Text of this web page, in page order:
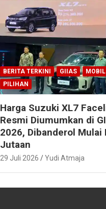
BERITA TERKINI GIIAS
MOBIL
PILIHAN
Harga Suzuki XL7
Resmi Diumumkan di
2026, Dibanderol Mulai
Jutaan
29 Juli 2026 Yudi Atmaja